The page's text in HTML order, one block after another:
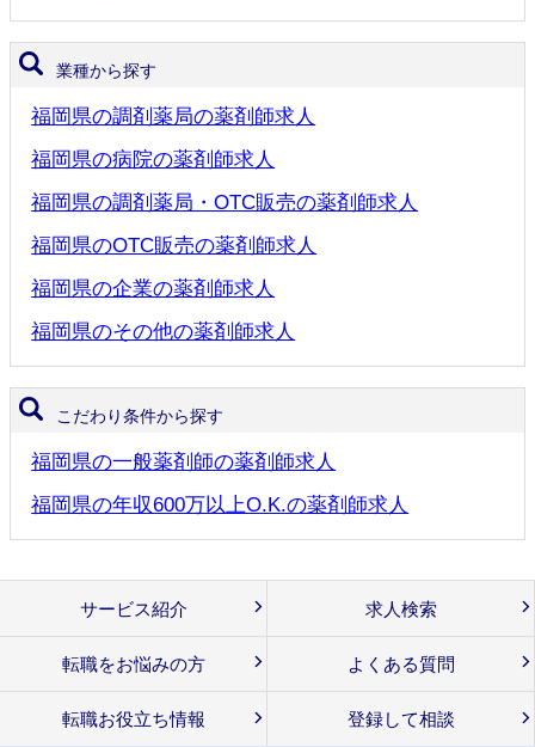
業種から探す
福岡県の調剤薬局の薬剤師求人
福岡県の病院の薬剤師求人
福岡県の調剤薬局・OTC販売の薬剤師求人
福岡県のOTC販売の薬剤師求人
福岡県の企業の薬剤師求人
福岡県のその他の薬剤師求人
こだわり条件から探す
福岡県の一般薬剤師の薬剤師求人
福岡県の年収600万以上O.K.の薬剤師求人
サービス紹介 求人検索
転職をお悩みの方 よくある質問
転職お役立ち情報 登録して相談